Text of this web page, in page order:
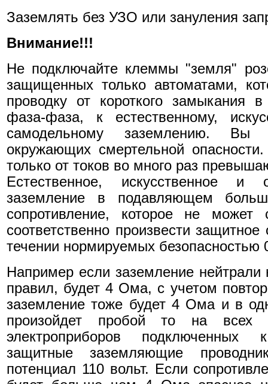
Заземлять без УЗО или зануления
Внимание!!!
Не подключайте клеммы "земля"
защищенных только автоматами,
проводку от короткого замыкания
фаза-фаза, к естественному,
самодельному заземлению. Вы
окружающих смертельной
только от токов во много раз
Естественное, искусственное и
заземление в подавляющем
сопротивление, которое не может
соответственно произвести
течении нормируемых безопасностью
Например если заземление нейтрали
правил, будет 4 Ома, с учетом
заземление тоже будет 4 Ома и в
произойдет пробой то на всех
электроприборов
защитные заземляющие
потенциал 110 вольт. Если